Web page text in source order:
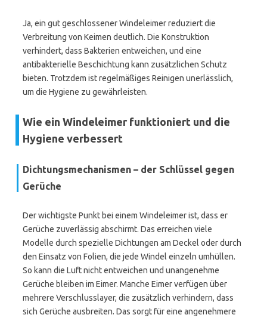
Ja, ein gut geschlossener Windeleimer reduziert die
Verbreitung von Keimen deutlich. Die Konstruktion
verhindert, dass Bakterien entweichen, und eine
antibakterielle Beschichtung kann zusätzlichen Schutz
bieten. Trotzdem ist regelmäßiges Reinigen unerlässlich,
um die Hygiene zu gewährleisten.
Wie ein Windeleimer funktioniert und die
Hygiene verbessert
Dichtungsmechanismen – der Schlüssel gegen
Gerüche
Der wichtigste Punkt bei einem Windeleimer ist, dass er
Gerüche zuverlässig abschirmt. Das erreichen viele
Modelle durch spezielle Dichtungen am Deckel oder durch
den Einsatz von Folien, die jede Windel einzeln umhüllen.
So kann die Luft nicht entweichen und unangenehme
Gerüche bleiben im Eimer. Manche Eimer verfügen über
mehrere Verschlusslayer, die zusätzlich verhindern, dass
sich Gerüche ausbreiten. Das sorgt für eine angenehmere